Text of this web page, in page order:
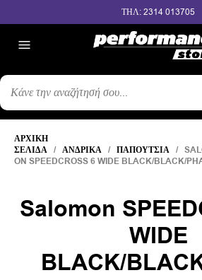
ΤΗΛ: 2314 013705
ΑΝΑΖΉΤΗΣΗ
ΠΡΟΪΌΝΤΩΝ
ΑΡΧΙΚΉ
ΣΕΛΊΔΑ / ΑΝΔΡΙΚΆ / ΠΑΠΟΎΤΣΙΑ /
ON SPEEDCROSS 6 WIDE BLACK/BLACK/
Salomon
WIDE
BLACK/